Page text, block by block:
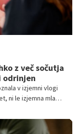
z več sočutja
odrinjen
v izjemni vlogi
ni le izjemna mlada
Igraj se z
vse do sobote,